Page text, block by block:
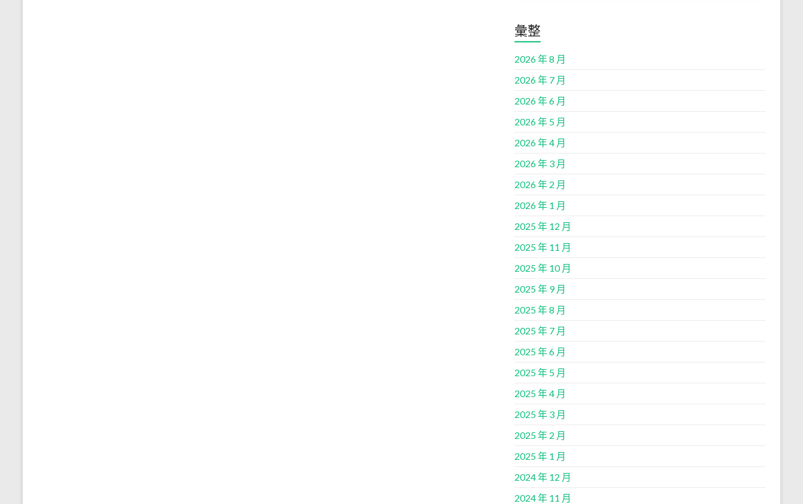
彙整
2026 年 8 月
2026 年 7 月
2026 年 6 月
2026 年 5 月
2026 年 4 月
2026 年 3 月
2026 年 2 月
2026 年 1 月
2025 年 12 月
2025 年 11 月
2025 年 10 月
2025 年 9 月
2025 年 8 月
2025 年 7 月
2025 年 6 月
2025 年 5 月
2025 年 4 月
2025 年 3 月
2025 年 2 月
2025 年 1 月
2024 年 12 月
2024 年 11 月